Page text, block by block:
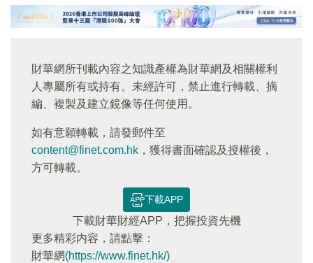
財華網所刊載內容之知識產權為財華網及相關權利
人專屬所有或持有。未經許可，禁止進行轉載、摘
編、複製及建立鏡像等任何使用。
如有意願轉載，請發郵件至
content@finet.com.hk ，獲得書面確認及授權後，
方可轉載。
下載APP
下載財華財經APP，把握投資先機
更多精彩内容，請點擊：
財華網(https://www.finet.hk/)